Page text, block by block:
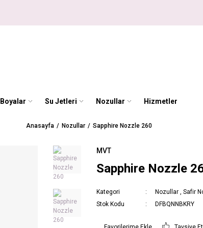
Boyalar Su Jetleri Nozullar Hizmetler
Anasayfa Nozullar Sapphire Nozzle 260
MVT
Sapphire Nozzle
Kategori Nozullar , Safir
Stok Kodu
DFBQNNBKRY